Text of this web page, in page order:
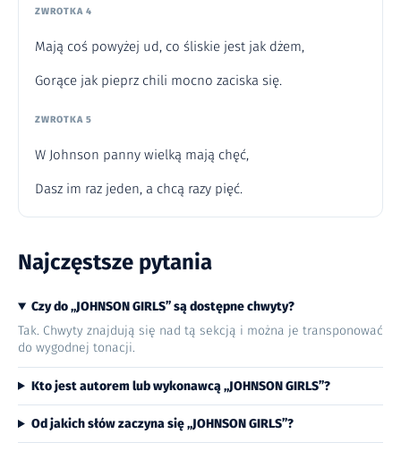
ZWROTKA 4
Mają coś powyżej ud, co śliskie jest jak dżem,
Gorące jak pieprz chili mocno zaciska się.
ZWROTKA 5
W Johnson panny wielką mają chęć,
Dasz im raz jeden, a chcą razy pięć.
Najczęstsze pytania
Czy do „JOHNSON GIRLS” są dostępne chwyty?
Tak. Chwyty znajdują się nad tą sekcją i można je transponować
do wygodnej tonacji.
Kto jest autorem lub wykonawcą „JOHNSON GIRLS”?
Od jakich słów zaczyna się „JOHNSON GIRLS”?